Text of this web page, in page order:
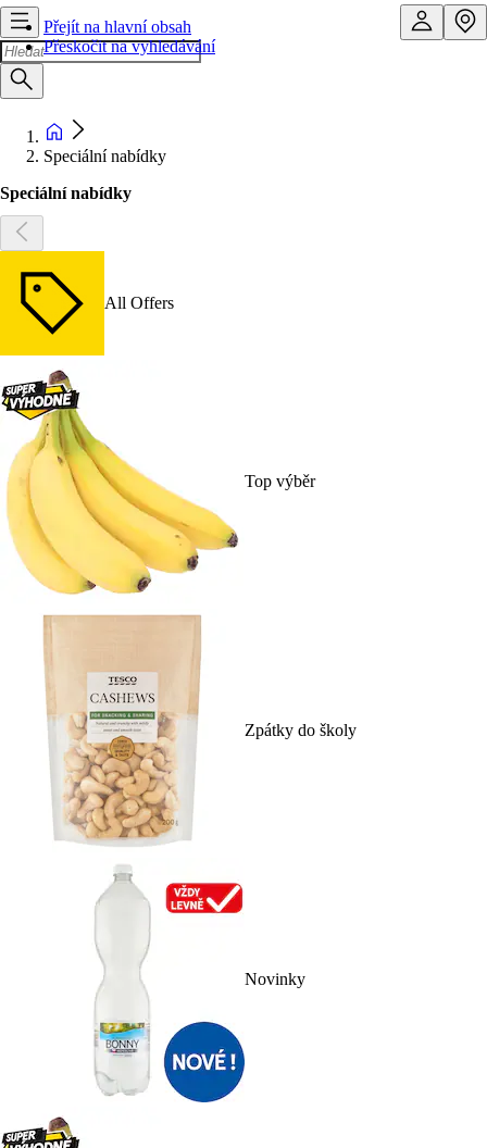
Přejít na hlavní obsah
Přeskočit na vyhledávání
Speciální nabídky
Speciální nabídky
All Offers
Top výběr
Zpátky do školy
Novinky